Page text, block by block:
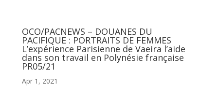
OCO/PACNEWS – DOUANES DU
PACIFIQUE : PORTRAITS DE FEMMES
L’expérience Parisienne de Vaeira l’aide
dans son travail en Polynésie française
PR05/21
Apr 1, 2021